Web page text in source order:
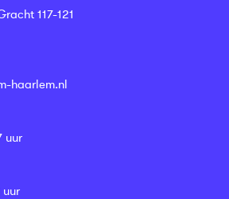
117-121
haarlem.nl
uur